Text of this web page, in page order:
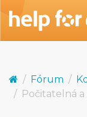
Fórum
Počitatelná